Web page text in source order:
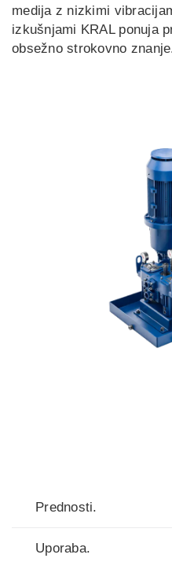
medija z nizkimi
izkušnjami KRAL ponuja
obsežno strokovno
Prednosti.
Uporaba.